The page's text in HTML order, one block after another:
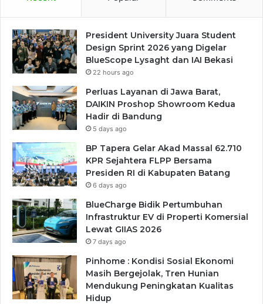
President University Juara Student
Design Sprint 2026 yang Digelar
BlueScope Lysaght dan IAI Bekasi
22 hours ago
Perluas Layanan di Jawa Barat,
DAIKIN Proshop Showroom Kedua
Hadir di Bandung
5 days ago
BP Tapera Gelar Akad Massal 62.710
KPR Sejahtera FLPP Bersama
Presiden RI di Kabupaten Batang
6 days ago
BlueCharge Bidik Pertumbuhan
Infrastruktur EV di Properti Komersial
Lewat GIIAS 2026
7 days ago
Pinhome : Kondisi Sosial Ekonomi
Masih Bergejolak, Tren Hunian
Mendukung Peningkatan Kualitas
Hidup